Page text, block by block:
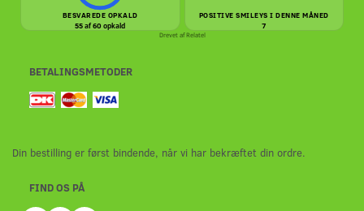
BESVAREDE OPKALD
55 af 60 opkald
POSITIVE SMILEYS I DENNE MÅNED
7
Drevet afRelatel
BETALINGSMETODER
Din bestilling er først bindende, når vi har bekræftet din ordre.
FIND OS PÅ